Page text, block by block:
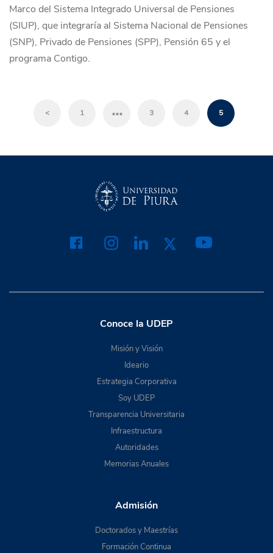
Marco del Sistema Integrado Universal de Pensiones
(SIUP), que integraría al Sistema Nacional de Pensiones
(SNP), Privado de Pensiones (SPP), Pensión 65 y el
programa Contigo.
< 1 … 3 4 5
Conoce la UDEP
Misión y Visión
Ideario
Estrategia Corporativa
Soy UDEP
Transparencia Universitaria
Infraestructura
Autoridades
Memorias Anuales
Admisión
Doctorados y Maestrías
Formación Continua